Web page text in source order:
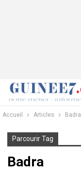
Accueil Articles Badra
Parcourir Tag
Badra